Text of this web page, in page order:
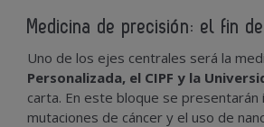
Medicina de precisión: el fin
Uno de los ejes centrales será la
Personalizada, el CIPF y la
carta. En este bloque se
mutaciones de cáncer y el uso de